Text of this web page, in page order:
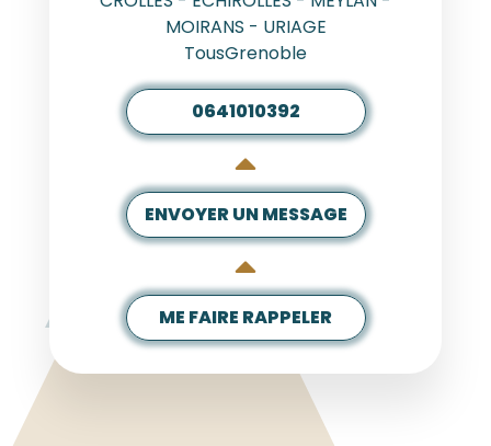
MOIRANS - URIAGE
TousGrenoble
0641010392
ENVOYER UN MESSAGE
ME FAIRE RAPPELER